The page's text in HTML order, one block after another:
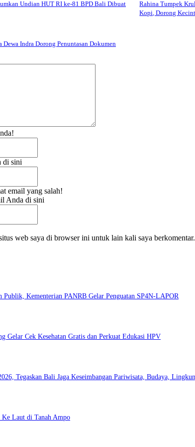
Undian HUT RI ke-81 BPD Bali Dibuat
Rahina Tumpek
Kopi, Dorong
Indra Dorong Penuntasan Dokumen
di sini
email yang salah!
Anda di sini
web saya di browser ini untuk lain kali saya berkomentar.
Publik, Kementerian PANRB Gelar Penguatan SP4N-LAPOR
Gelar Cek Kesehatan Gratis dan Perkuat Edukasi HPV
Tegaskan Bali Jaga Keseimbangan Pariwisata, Budaya,
Laut di Tanah Ampo